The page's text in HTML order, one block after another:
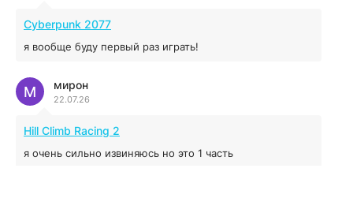
04.12.2025
16.95 ГБ
04.12.2025
Cyberpunk 2077
я вообще буду первый раз играть!
мирон
22.07.26
М
Hill Climb Racing 2
я очень сильно извиняюсь но это 1 часть